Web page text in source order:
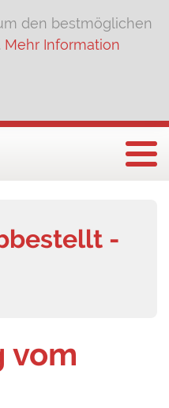
den bestmöglichen
Mehr Information
-
vom